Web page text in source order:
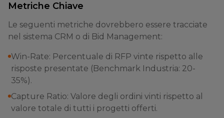
Metriche Chiave
Le seguenti metriche dovrebbero essere tracciate
nel sistema CRM o di Bid Management:
Win-Rate: Percentuale di RFP vinte rispetto alle
risposte presentate (Benchmark Industria: 20-
35%).
Capture Ratio: Valore degli ordini vinti rispetto al
valore totale di tutti i progetti offerti.